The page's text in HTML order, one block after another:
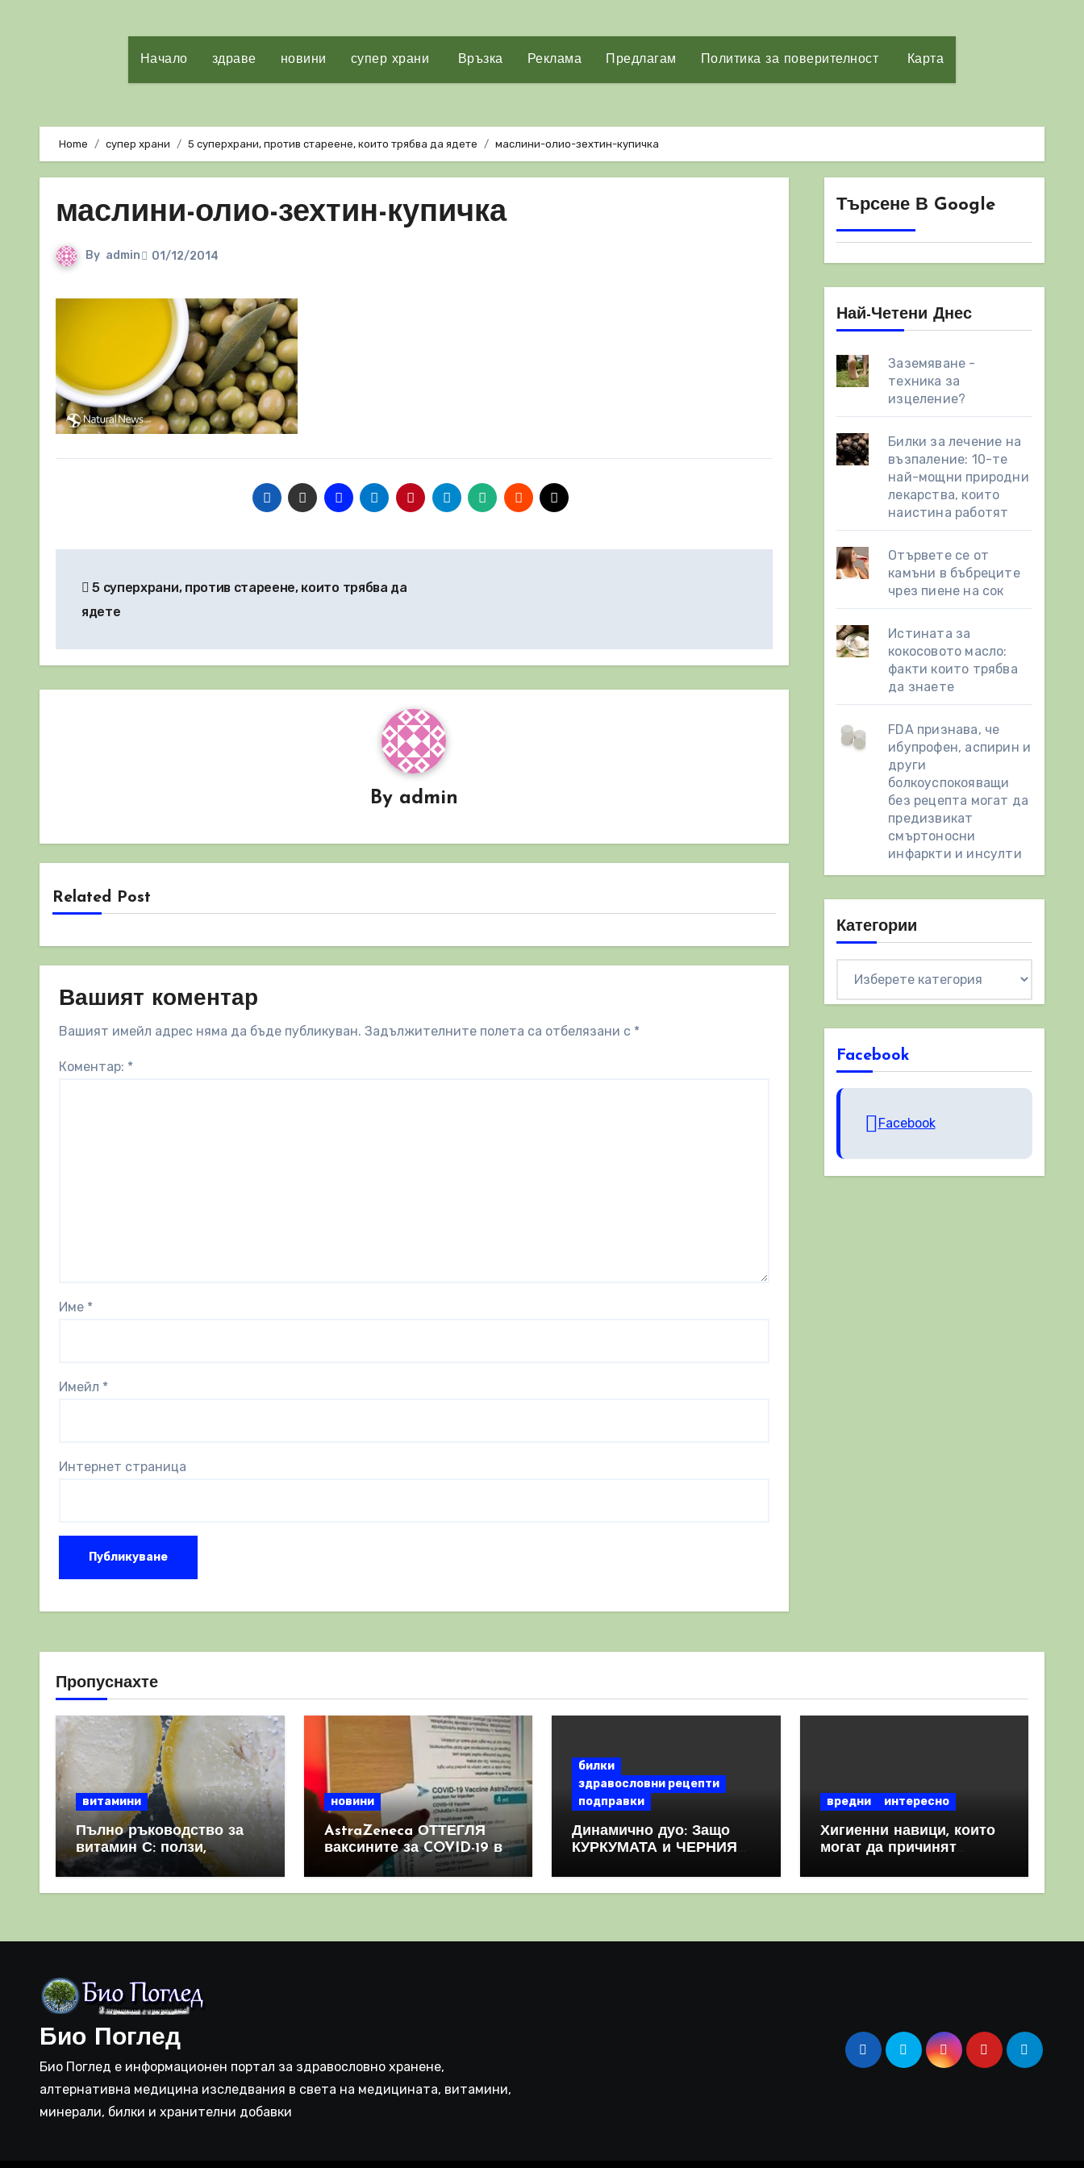
Начало здраве новини супер храни Връзка Реклама Предлагам Политика за поверителност Карта
Home супер храни 5 суперхрани, против стареене, които трябва да ядете маслини-олио-зехтин-купичка
маслини-олио-зехтин-купичка
By admin 01/12/2014
5 суперхрани, против стареене, които трябва да
ядете
By admin
Related Post
Вашият коментар
Вашият имейл адрес няма да бъде публикуван. Задължителните полета са отбелязани с *
Коментар: *
Име *
Имейл *
Интернет страница
Търсене В Google
Най-Четени Днес
Заземяване -
техника за
изцеление?
Билки за лечение на
възпаление: 10-те
най-мощни природни
лекарства, които
наистина работят
Отървете се от
камъни в бъбреците
чрез пиене на сок
Истината за
кокосовото масло:
факти които трябва
да знаете
FDA признава, че
ибупрофен, аспирин и
други
болкоуспокояващи
без рецепта могат да
предизвикат
смъртоносни
инфаркти и инсулти
Категории
Facebook
Facebook
Пропуснахте
витамини
Пълно ръководство за
витамин С: ползи,
източници и защо е
важен за имунната
новини
AstraZeneca ОТТЕГЛЯ
ваксините за COVID-19 в
световен мащаб, след
като призна, че те
билки
здравословни рецепти
подправки
Динамично дуо: Защо
КУРКУМАТА и ЧЕРНИЯ
комбинация
вредни интересно
Хигиенни навици, които
могат да причинят
полза
Био Поглед
Био Поглед е информационен портал за здравословно хранене,
алтернативна медицина изследвания в света на медицината, витамини,
минерали, билки и хранителни добавки